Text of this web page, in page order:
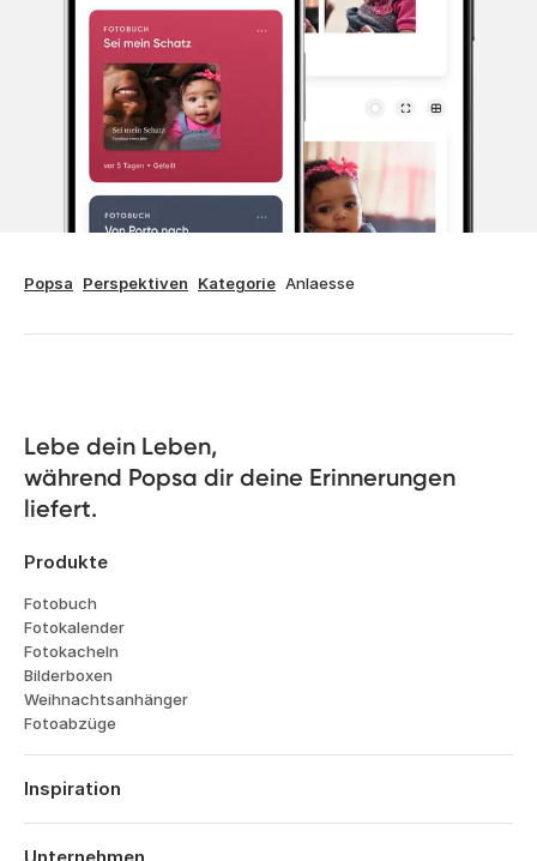
Popsa Perspektiven Kategorie Anlaesse
Lebe dein Leben,
während Popsa dir deine Erinnerungen
liefert.
Produkte
Fotobuch
Fotokalender
Fotokacheln
Bilderboxen
Weihnachtsanhänger
Fotoabzüge
Inspiration
Reisen
Hochzeiten